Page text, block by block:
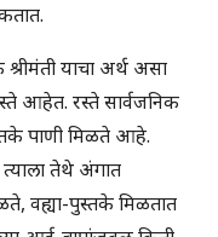
याचा अर्थ असा
आहेत. रस्ते सार्वजनिक
पाणी मिळते आहे.
तेथे अंगात
वह्या-पुस्तके मिळतात